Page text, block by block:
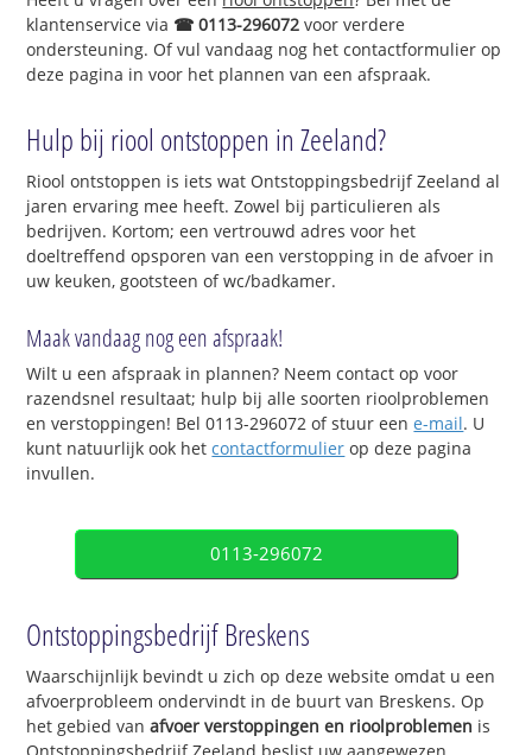
klantenservice via ☎ 0113-296072 voor verdere
ondersteuning. Of vul vandaag nog het contactformulier op
deze pagina in voor het plannen van een afspraak.
Hulp bij riool ontstoppen in Zeeland?
Riool ontstoppen is iets wat Ontstoppingsbedrijf Zeeland al
jaren ervaring mee heeft. Zowel bij particulieren als
bedrijven. Kortom; een vertrouwd adres voor het
doeltreffend opsporen van een verstopping in de afvoer in
uw keuken, gootsteen of wc/badkamer.
Maak vandaag nog een afspraak!
Wilt u een afspraak in plannen? Neem contact op voor
razendsnel resultaat; hulp bij alle soorten rioolproblemen
en verstoppingen! Bel 0113-296072 of stuur eene-mail. U
kunt natuurlijk ook hetcontactformulier op deze pagina
invullen.
0113-296072
Ontstoppingsbedrijf Breskens
Waarschijnlijk bevindt u zich op deze website omdat u een
afvoerprobleem ondervindt in de buurt van Breskens. Op
het gebied vanafvoer verstoppingen en rioolproblemen is